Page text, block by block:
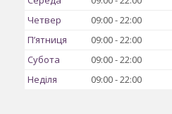
Четвер
09:00 22:00
Пʼятниця
09:00 22:00
Субота
09:00 22:00
Неділя
09:00 22:00